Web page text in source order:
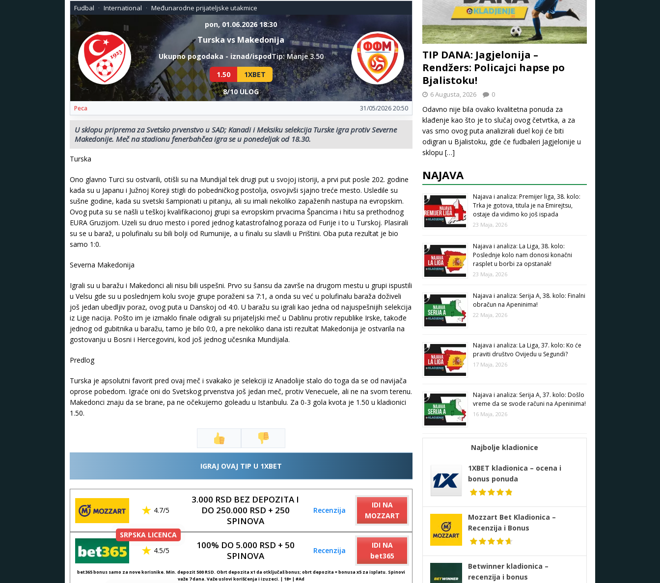
Fudbal International Međunarodne prijateljske utakmice
pon, 01.06.2026 18:30
Turska vs Makedonija
Ukupno pogodaka - iznad/ispodTip: Manje 3.50
1.50
1XBET
8/10 ULOG
Peca 31/05/2026 20:50
U sklopu priprema za Svetsko prvenstvo u SAD; Kanadi i Meksiku selekcija Turske igra protiv Severne
Makedonije. Meč na stadionu fenerbahčea igra se u ponedeljak od 18.30.
Turska
Ono glavno Turci su ostvarili, otišli su na Mundijal tek drugi put u svojoj istoriji, a prvi put posle 202. godine
kada su u Japanu i Južnoj Koreji stigli do pobedničkog postolja, osvojivši sjajno treće mesto. Usledile su
sušne godine, kada su svetski šampionati u pitanju, ali su imali nekoliko zapaženih nastupa na evropskim.
Ovog puta su se našli u teškoj kvalifikacionoj grupi sa evropskim prvacima Špancima i hitu sa prethodnog
EURA Gruzijom. Uzeli su druo mesto i pored jednog katastrofalnog poraza od Furije i to u Turskoj. Plasirali
su se u baraž, u polufinalu su bili bolji od Rumunije, a u finalu su slavili u Prištini. Oba puta rezultat je bio
samo 1:0.
Severna Makedonija
Igrali su u baražu i Makedonci ali nisu bili uspešni. Prvo su šansu da završe na drugom mestu u grupi ispustili
u Velsu gde su u poslednjem kolu svoje grupe poraženi sa 7:1, a onda su već u polufinalu baraža doživeli
još jedan ubedljiv poraz, ovog puta u Danskoj od 4:0. U baražu su igrali kao jedna od najuspešnijih selekcija
iz Lige nacija. Pošto im je izmaklo finale odigrali su prijateljski meč u Dablinu protiv republike Irske, takođe
jednog od gubitnika u baražu, tamo je bilo 0:0, a pre nekoliko dana isti rezultat Makedonija je ostvarila na
gostovanju u Bosni i Hercegovini, kod još jednog učesnika Mundijala.
Predlog
Turska je apsolutni favorit pred ovaj meč i svakako je selekciji iz Anadolije stalo do toga da se od navijača
oprose pobedom. Igraće oni do Svetskog prvenstva još jedan meč, protiv Venecuele, ali ne na svom terenu.
Makedonci znaju da se brane, pa ne očekujemo goleadu u Istanbulu. Za 0-3 gola kvota je 1.50 u kladionici
1.50.
IGRAJ OVAJ TIP U 1XBET
4.7/5
3.000 RSD BEZ DEPOZITA I
DO 250.000 RSD + 250
SPINOVA
Recenzija
IDI NA
MOZZART
SRPSKA LICENCA
4.5/5
100% DO 5.000 RSD + 50
SPINOVA
Recenzija
IDI NA
bet365
bet365 bonus samo za nove korisnike. Min. depozit 500 RSD. Obrt depozita x1 da otključaš bonus; obrt depozita + bonusa x5 za isplatu. Spinovi
važe 7 dana. Važe uslovi korišćenja i izuzeci. | 18+ | #Ad
TIP DANA: Jagjelonija –
Rendžers: Policajci hapse po
Bjalistoku!
6 Augusta, 2026 0
Odavno nije bila ovako kvalitetna ponuda za
klađenje kao što je to slučaj ovog četvrtka, a za
vas smo ovog puta analizirali duel koji će biti
odigran u Bjalistoku, gde će fudbaleri Jagjelonije u
sklopu […]
NAJAVA
Najava i analiza: Premijer liga, 38. kolo:
Trka je gotova, titula je na Emirejtsu,
ostaje da vidimo ko još ispada
23 Maja, 2026
Najava i analiza: La Liga, 38. kolo:
Poslednje kolo nam donosi konačni
rasplet u borbi za opstanak!
23 Maja, 2026
Najava i analiza: Serija A, 38. kolo: Finalni
obračun na Apeninima!
22 Maja, 2026
Najava i analiza: La Liga, 37. kolo: Ko će
praviti društvo Ovijedu u Segundi?
17 Maja, 2026
Najava i analiza: Serija A, 37. kolo: Došlo
vreme da se svode računi na Apeninima!
16 Maja, 2026
Najbolje kladionice
1XBET kladionica – ocena i
bonus ponuda
Mozzart Bet Kladionica –
Recenzija i Bonus
Betwinner kladionica –
recenzija i bonus